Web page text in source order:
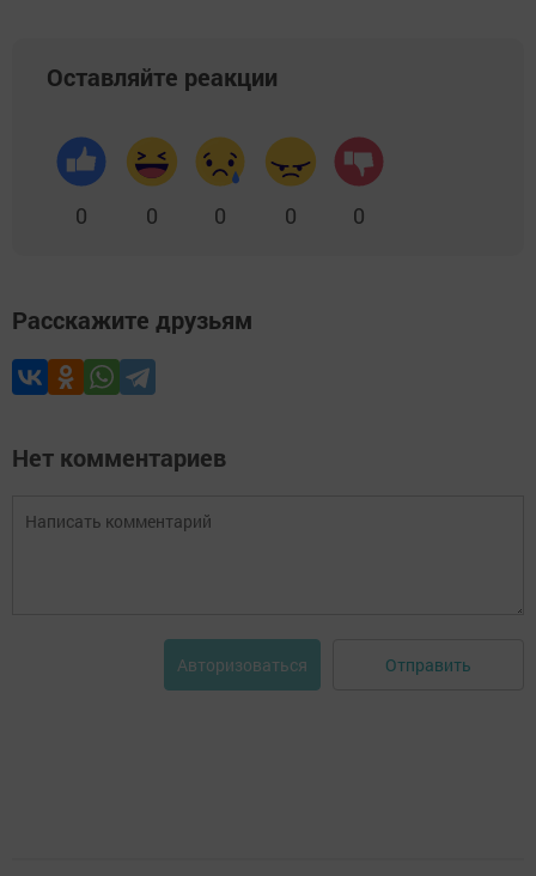
Оставляйте реакции
0 0 0 0 0
Расскажите друзьям
Нет комментариев
Авторизоваться Отправить